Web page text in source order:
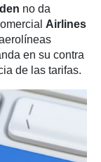
no da
Airlines
en su contra
de las tarifas.